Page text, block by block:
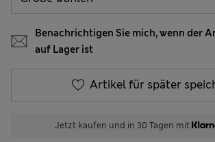
Benachrichtigen Sie mich, wenn der
auf Lager ist
Artikel für später
Jetzt kaufen und in 30 Tagen mit